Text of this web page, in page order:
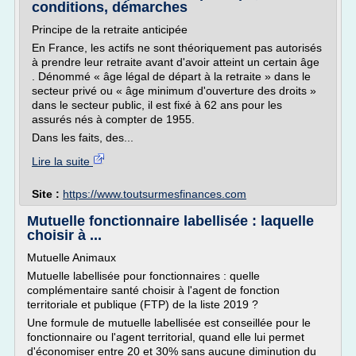
conditions, démarches
Principe de la retraite anticipée
En France, les actifs ne sont théoriquement pas autorisés
à prendre leur retraite avant d'avoir atteint un certain âge
. Dénommé « âge légal de départ à la retraite » dans le
secteur privé ou « âge minimum d'ouverture des droits »
dans le secteur public, il est fixé à 62 ans pour les
assurés nés à compter de 1955.
Dans les faits, des...
Lire la suite
Site : https://www.toutsurmesfinances.com
Mutuelle fonctionnaire labellisée : laquelle
choisir à ...
Mutuelle Animaux
Mutuelle labellisée pour fonctionnaires : quelle
complémentaire santé choisir à l'agent de fonction
territoriale et publique (FTP) de la liste 2019 ?
Une formule de mutuelle labellisée est conseillée pour le
fonctionnaire ou l'agent territorial, quand elle lui permet
d'économiser entre 20 et 30% sans aucune diminution du